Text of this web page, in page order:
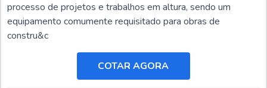
processo de projetos e trabalhos em altura, sendo um
equipamento comumente requisitado para obras de
constru&c
COTAR AGORA